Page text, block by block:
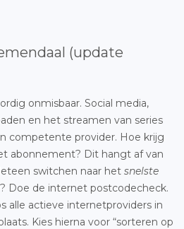
(update
onmisbaar. Social media,
en het streamen van series
competente provider. Hoe krijg
abonnement? Dit hangt af van
switchen naar het snelste
? Doe de internet postcodecheck.
alle actieve internetproviders in
Kies hierna voor “sorteren op